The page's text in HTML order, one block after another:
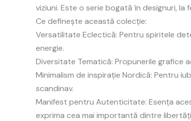
viziuni. Este o serie bogată în designuri,
Ce definește această colecție:
Versatilitate Eclectică: Pentru spiritele
energie.
Diversitate Tematică: Propunerile grafice
Minimalism de inspirație Nordică: Pentru
scandinav.
Manifest pentru Autenticitate: Esența
exprima cea mai importantă dintre